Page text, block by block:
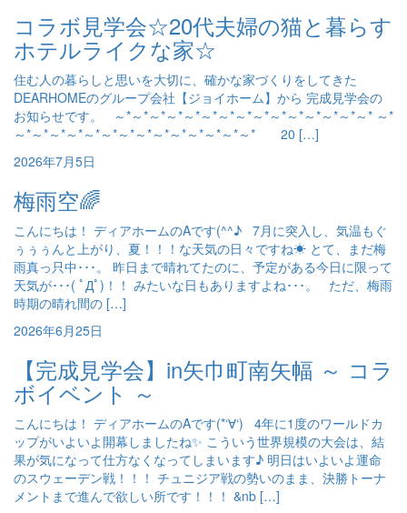
コラボ見学会☆20代夫婦の猫と暮らす
ホテルライクな家☆
住む人の暮らしと思いを大切に、確かな家づくりをしてきた
DEARHOMEのグループ会社【ジョイホーム】から 完成見学会の
お知らせです。 ～*～*～*～*～*～*～*～*～*～*～*～*～*～*～* ～*
～*～*～*～*～*～*～*～*～*～*～*～*～*～* 20 […]
2026年7月5日
梅雨空🌈
こんにちは！ ディアホームのAです(^^♪ 7月に突入し、気温もぐ
ぅぅぅんと上がり、夏！！！な天気の日々ですね☀ とて、まだ梅
雨真っ只中･･･。 昨日まで晴れてたのに、予定がある今日に限って
天気が･･･( ﾟДﾟ)！！ みたいな日もありますよね･･･。 ただ、梅雨
時期の晴れ間の […]
2026年6月25日
【完成見学会】in矢巾町南矢幅 ～ コラ
ボイベント ～
こんにちは！ ディアホームのAです(*‘∀‘) 4年に1度のワールドカ
ップがいよいよ開幕しましたね✨ こういう世界規模の大会は、結
果が気になって仕方なくなってしまいます♪ 明日はいよいよ運命
のスウェーデン戦！！！ チュニジア戦の勢いのまま、決勝トーナ
メントまで進んで欲しい所です！！！ &nb […]